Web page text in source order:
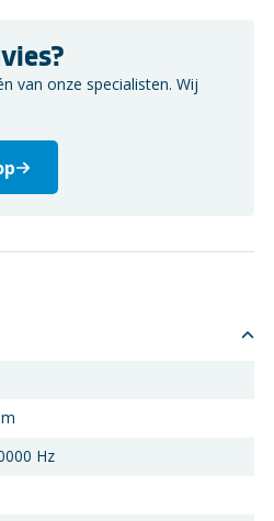
van onze specialisten. Wij
Hz